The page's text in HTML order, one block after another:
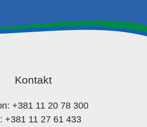
Kontakt
+381 11 20 78 300
+381 11 27 61 433